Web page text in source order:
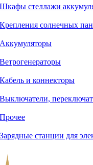
Шкафы стеллажи
Крепления солнечных
Аккумуляторы
Ветрогенераторы
Кабель и коннекторы
Выключатели,
Прочее
Зарядные станции для